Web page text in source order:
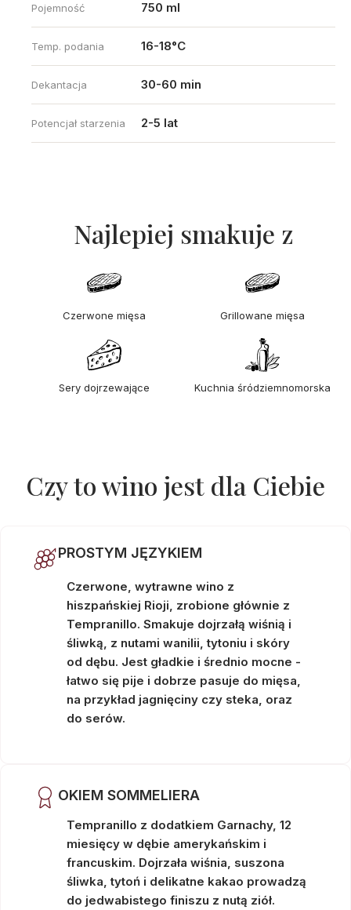
Pojemność 750 ml
Temp. podania 16-18°C
Dekantacja 30-60 min
Potencjał starzenia 2-5 lat
Najlepiej smakuje z
Czerwone mięsa Grillowane mięsa
Sery dojrzewające Kuchnia śródziemnomorska
Czy to wino jest dla Ciebie
PROSTYM JĘZYKIEM
Czerwone, wytrawne wino z
hiszpańskiej Rioji, zrobione głównie z
Tempranillo. Smakuje dojrzałą wiśnią i
śliwką, z nutami wanilii, tytoniu i skóry
od dębu. Jest gładkie i średnio mocne -
łatwo się pije i dobrze pasuje do mięsa,
na przykład jagnięciny czy steka, oraz
do serów.
OKIEM SOMMELIERA
Tempranillo z dodatkiem Garnachy, 12
miesięcy w dębie amerykańskim i
francuskim. Dojrzała wiśnia, suszona
śliwka, tytoń i delikatne kakao prowadzą
do jedwabistego finiszu z nutą ziół.